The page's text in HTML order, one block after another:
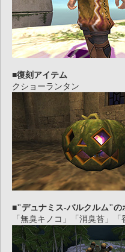
■復刻アイテム
クショーランタン
■"デュナミス-バルクルム"の
「無臭キノコ」「消臭苔」「